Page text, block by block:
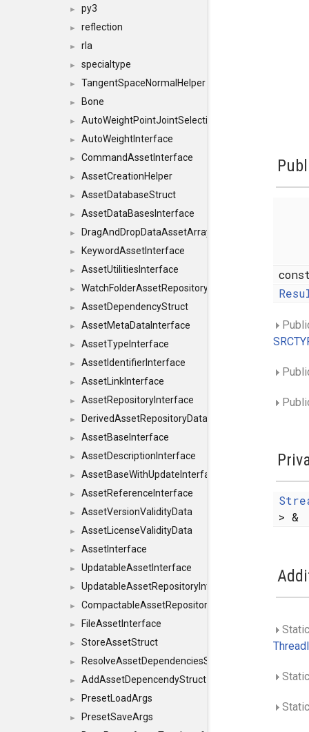
► py3
► reflection
► rla
► specialtype
► TangentSpaceNormalHelper
► Bone
► AutoWeightPointJointSelections
► AutoWeightInterface
► CommandAssetInterface
► AssetCreationHelper
► AssetDatabaseStruct
► AssetDataBasesInterface
► DragAndDropDataAssetArray
► KeywordAssetInterface
► AssetUtilitiesInterface
► WatchFolderAssetRepositoryInterface
► AssetDependencyStruct
► AssetMetaDataInterface
► AssetTypeInterface
► AssetIdentifierInterface
► AssetLinkInterface
► AssetRepositoryInterface
► DerivedAssetRepositoryDataInterface
► AssetBaseInterface
► AssetDescriptionInterface
► AssetBaseWithUpdateInterface
► AssetReferenceInterface
► AssetVersionValidityData
► AssetLicenseValidityData
► AssetInterface
► UpdatableAssetInterface
► UpdatableAssetRepositoryInterface
► CompactableAssetRepositoryInterface
► FileAssetInterface
► StoreAssetStruct
► ResolveAssetDependenciesStruct
► AddAssetDepencendyStruct
► PresetLoadArgs
►
PresetSaveArgs
> &